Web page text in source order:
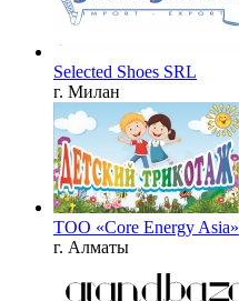
Selected Shoes SRL
г. Милан
ТОО «Core Energy Asia»
г. Алматы